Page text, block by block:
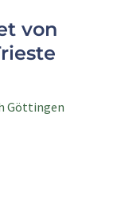
von
Göttingen